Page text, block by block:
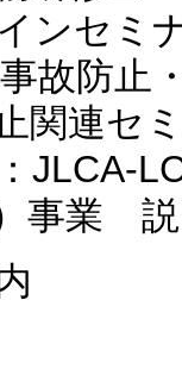
ンセミ
故防止
関連セ
JLCA-
事業